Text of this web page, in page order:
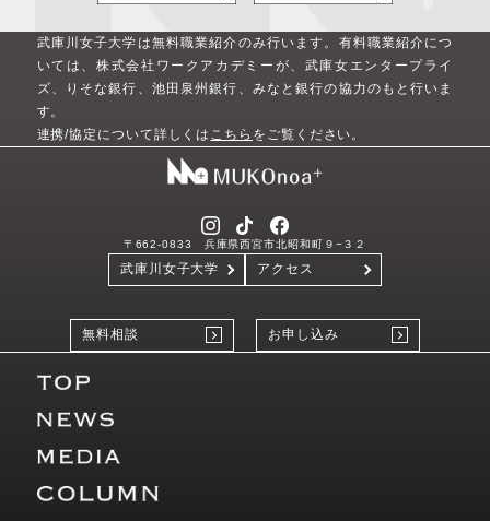
武庫川女子大学は無料職業紹介のみ行います。 有料職業紹介につ
いては、株式会社ワークアカデミーが、武庫女エンタープライ
ズ、りそな銀行、池田泉州銀行、みなと銀行の協力のもと行いま
す。
連携/協定について詳しくは こちら をご覧ください。
武庫川女子大学 アクセス
〒662-0833 兵庫県西宮市北昭和町９−３２
無料相談 お申し込み